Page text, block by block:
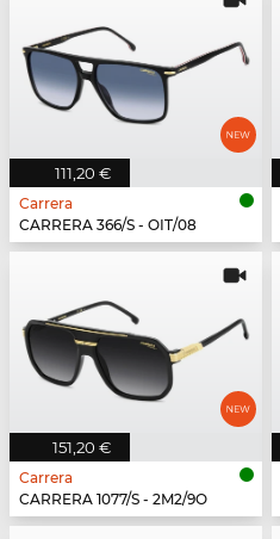
111,20 €
Carrera
CARRERA 366/S - OIT/08
151,20 €
Carrera
CARRERA 1077/S - 2M2/9O